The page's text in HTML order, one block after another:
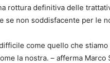
rottura definitiva delle
se non soddisfacente per le
come quello che
la nostra. – afferma Marco